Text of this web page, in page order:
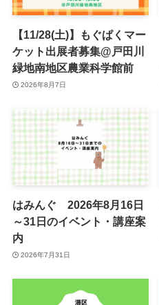
【11/28(土)】もぐぱくマー
ケット出展者募集@戸田川
緑地南地区農業科学館前
2026年8月7日
はみんぐ 2026年8月16日
～31日のイベント・講座案
内
2026年7月31日